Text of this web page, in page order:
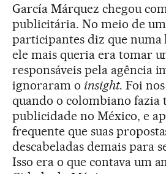
García Márquez chegou
publicitária. No meio de
participantes diz que numa
ele mais queria era tomar
responsáveis pela agência
ignoraram o insight. Foi
quando o colombiano fazia
publicidade no México, e
frequente que suas
descabeladas demais para
Isso era o que contava um